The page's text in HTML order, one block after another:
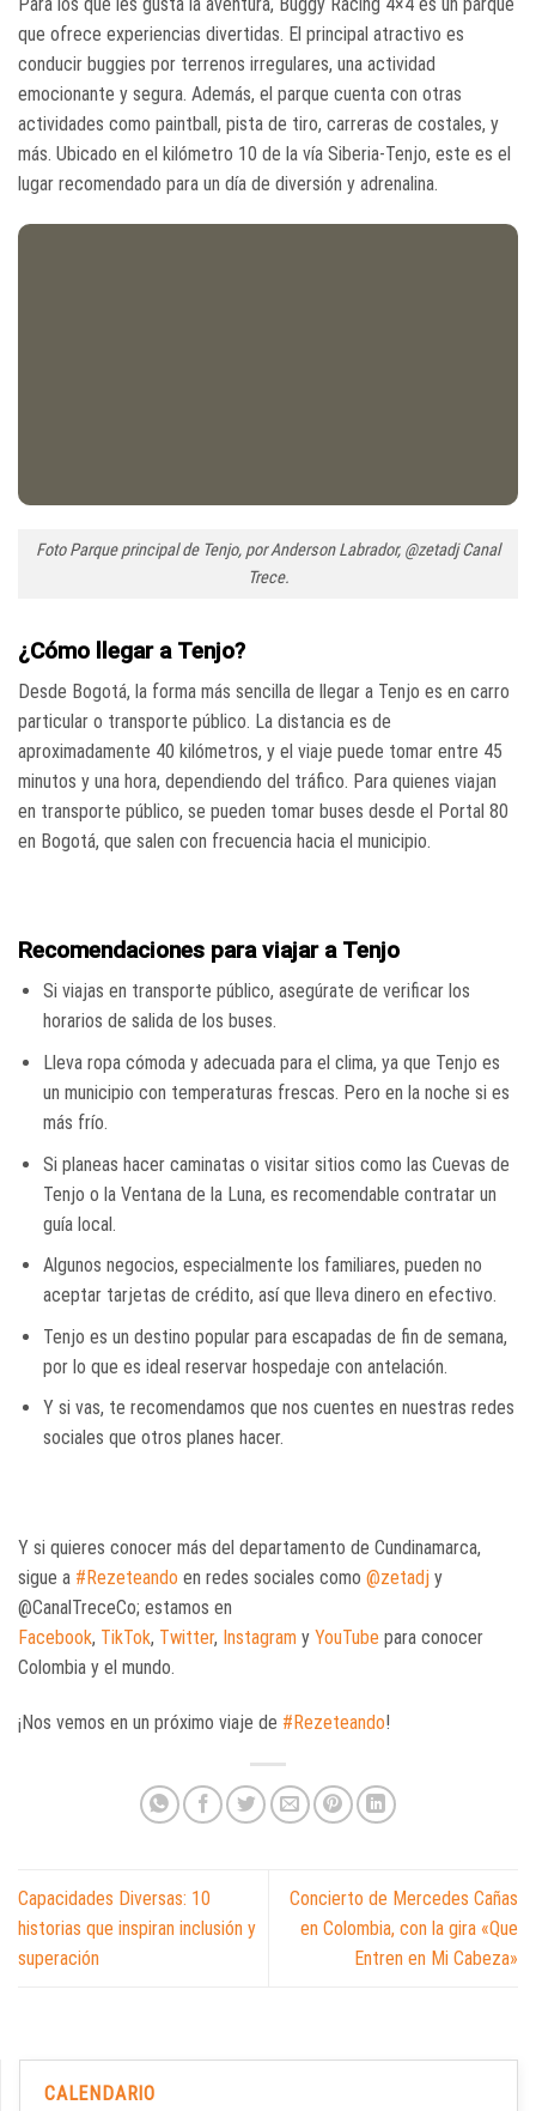
que ofrece experiencias divertidas. El principal atractivo es
conducir buggies por terrenos irregulares, una actividad
emocionante y segura. Además, el parque cuenta con otras
actividades como paintball, pista de tiro, carreras de costales, y
más. Ubicado en el kilómetro 10 de la vía Siberia-Tenjo, este es el
lugar recomendado para un día de diversión y adrenalina.
Foto Parque principal de Tenjo, por Anderson Labrador, @zetadj Canal
Trece.
¿Cómo llegar a Tenjo?
Desde Bogotá, la forma más sencilla de llegar a Tenjo es en carro
particular o transporte público. La distancia es de
aproximadamente 40 kilómetros, y el viaje puede tomar entre 45
minutos y una hora, dependiendo del tráfico. Para quienes viajan
en transporte público, se pueden tomar buses desde el Portal 80
en Bogotá, que salen con frecuencia hacia el municipio.
Recomendaciones para viajar a Tenjo
Si viajas en transporte público, asegúrate de verificar los
horarios de salida de los buses.
Lleva ropa cómoda y adecuada para el clima, ya que Tenjo es
un municipio con temperaturas frescas. Pero en la noche si es
más frío.
Si planeas hacer caminatas o visitar sitios como las Cuevas de
Tenjo o la Ventana de la Luna, es recomendable contratar un
guía local.
Algunos negocios, especialmente los familiares, pueden no
aceptar tarjetas de crédito, así que lleva dinero en efectivo.
Tenjo es un destino popular para escapadas de fin de semana,
por lo que es ideal reservar hospedaje con antelación.
Y si vas, te recomendamos que nos cuentes en nuestras redes
sociales que otros planes hacer.
Y si quieres conocer más del departamento de Cundinamarca,
sigue a #Rezeteando en redes sociales como @zetadj y
@CanalTreceCo; estamos en
Facebook, TikTok, Twitter, Instagram y YouTube para conocer
Colombia y el mundo.
¡Nos vemos en un próximo viaje de #Rezeteando!
Capacidades Diversas: 10
historias que inspiran inclusión y
superación
Concierto de Mercedes Cañas
en Colombia, con la gira «Que
Entren en Mi Cabeza»
CALENDARIO